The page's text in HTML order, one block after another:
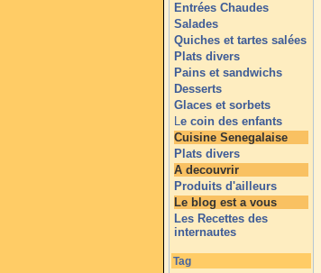
Entrées Chaudes
Salades
Quiches et tartes salées
Plats divers
Pains et sandwichs
Desserts
Glaces et sorbets
Le coin des enfants
Cuisine Senegalaise
Plats divers
A decouvrir
Produits d'ailleurs
Le blog est a vous
Les Recettes des
internautes
Tag